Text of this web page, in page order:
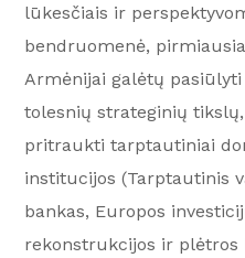
lūkesčiais ir
bendruomenė,
Armėnijai galėtų
tolesnių strateginių
pritraukti tarptautiniai
institucijos (Tarptautinis
bankas, Europos
rekonstrukcijos ir plėtros